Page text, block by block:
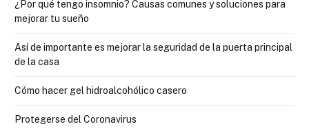
¿Por qué tengo insomnio? Causas comunes y soluciones para
mejorar tu sueño
Así de importante es mejorar la seguridad de la puerta principal
de la casa
Cómo hacer gel hidroalcohólico casero
Protegerse del Coronavirus